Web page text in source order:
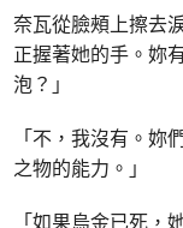
奈瓦從臉頰上擦去
正握著她的手。妳
泡？」
「不，我沒有。
之物的能力。」
「如果烏金已死，